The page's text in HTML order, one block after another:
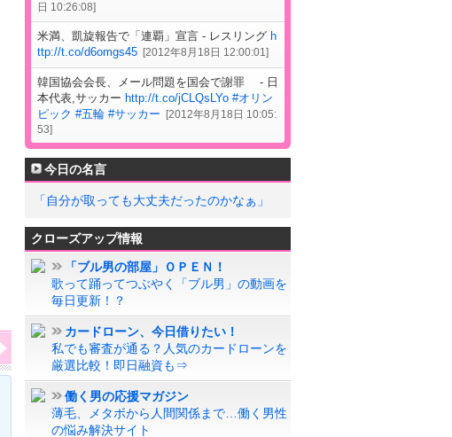
日 10:26:08]
米満、凱旋報告で「連覇」宣言 - レスリング h
ttp://t.co/d6omgs45 [2012年8月18日 12:00:01 ]
韓国協会会長、メール問題を国会で謝罪 - 日
本代表,サッカー http://t.co/jCLQsLYo #オリン
ピック #五輪 #サッカー [2012年8月18日 10:05:
53]
今日の名言
「自分が取っても大丈夫だったのかなぁ」
クローズアップ情報
「ブル男の部屋」ＯＰＥＮ！
歌って踊ってつぶやく「ブル男」の動画を
毎日更新！？
カードローン、今日借りたい！
私でも審査が通る？人気のカードローンを
厳選比較！即日融資も⇒
働く男の応援マガジン
薄毛、メタボから人間関係まで…働く男性
の悩み解決サイト